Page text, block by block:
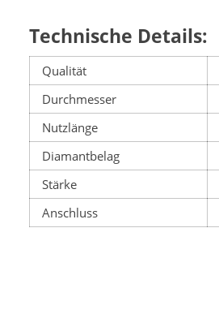
Technische Details:
Qualität
Durchmesser
Nutzlänge
Diamantbelag
Stärke
Anschluss